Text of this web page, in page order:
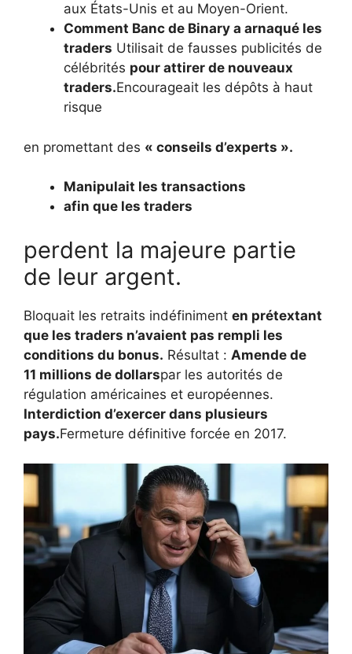
aux États-Unis et au Moyen-Orient.
Comment Banc de Binary a arnaqué les
traders Utilisait de fausses publicités de
célébrités pour attirer de nouveaux
traders.Encourageait les dépôts à haut
risque
en promettant des « conseils d’experts ».
Manipulait les transactions
afin que les traders
perdent la majeure partie
de leur argent.
Bloquait les retraits indéfiniment en prétextant
que les traders n’avaient pas rempli les
conditions du bonus. Résultat : Amende de
11 millions de dollarspar les autorités de
régulation américaines et européennes.
Interdiction d’exercer dans plusieurs
pays.Fermeture définitive forcée en 2017.